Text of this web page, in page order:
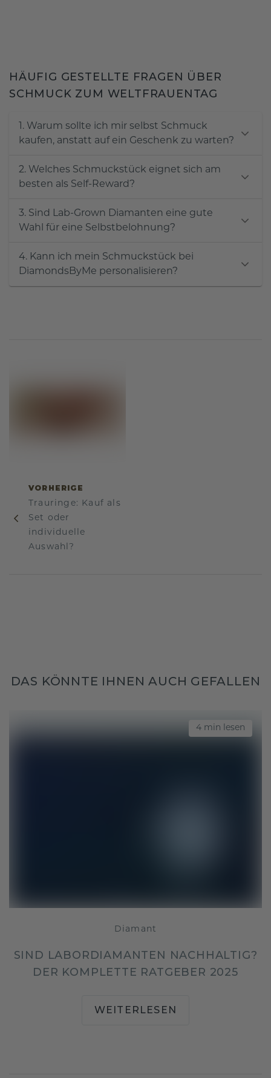
HÄUFIG GESTELLTE FRAGEN ÜBER
SCHMUCK ZUM WELTFRAUENTAG
1. Warum sollte ich mir selbst Schmuck
kaufen, anstatt auf ein Geschenk zu warten?
2. Welches Schmuckstück eignet sich am
besten als Self-Reward?
3. Sind Lab-Grown Diamanten eine gute
Wahl für eine Selbstbelohnung?
4. Kann ich mein Schmuckstück bei
DiamondsByMe personalisieren?
VORHERIGE
Trauringe: Kauf als
Set oder
individuelle
Auswahl?
DAS KÖNNTE IHNEN AUCH GEFALLEN
4 min lesen
Diamant
SIND LABORDIAMANTEN NACHHALTIG?
DER KOMPLETTE RATGEBER 2025
WEITERLESEN